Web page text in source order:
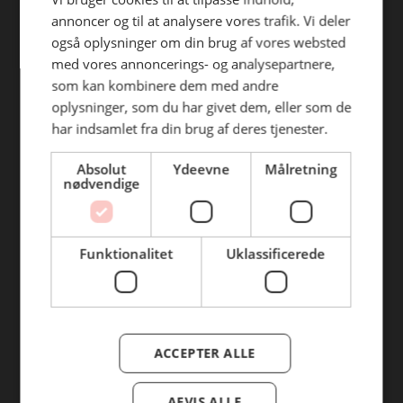
1711 København V
CVR: 32322654
+45 33211421
inco@inco.dk
Man - Fre06:00 - 17:00
Lørdag06:00 - 14:00
Søndag08:00 - 14:00
Ejby Industrivej 111
CVR: 37589608
kundeservice@incoglo.dk
annoncer og til at analysere vores trafik. Vi deler
også oplysninger om din brug af vores websted
med vores annoncerings- og analysepartnere,
som kan kombinere dem med andre
oplysninger, som du har givet dem, eller som de
har indsamlet fra din brug af deres tjenester.
Absolut
nødvendige
Ydeevne Målretning
Funktionalitet Uklassificerede
ACCEPTER ALLE